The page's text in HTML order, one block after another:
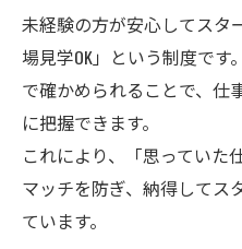
未経験の方が安心してスタ
場見学OK」という制度で
で確かめられることで、仕
に把握できます。
これにより、「思っていた
マッチを防ぎ、納得してス
ています。